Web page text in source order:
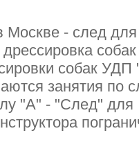
Москве - след
собак УДП
занятия по
"А" - "След" для